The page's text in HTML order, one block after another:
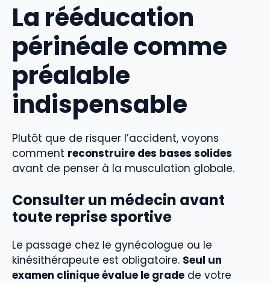
La rééducation
périnéale comme
préalable
indispensable
Plutôt que de risquer l’accident, voyons
comment reconstruire des bases solides
avant de penser à la musculation globale.
Consulter un médecin avant
toute reprise sportive
Le passage chez le gynécologue ou le
kinésithérapeute est obligatoire. Seul un
examen clinique évalue le grade de votre